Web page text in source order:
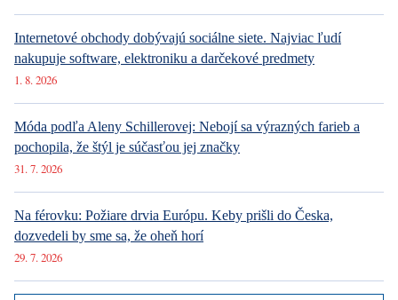
Internetové obchody dobývajú sociálne siete. Najviac ľudí
nakupuje software, elektroniku a darčekové predmety
1. 8. 2026
Móda podľa Aleny Schillerovej: Nebojí sa výrazných farieb a
pochopila, že štýl je súčasťou jej značky
31. 7. 2026
Na férovku: Požiare drvia Európu. Keby prišli do Česka,
dozvedeli by sme sa, že oheň horí
29. 7. 2026